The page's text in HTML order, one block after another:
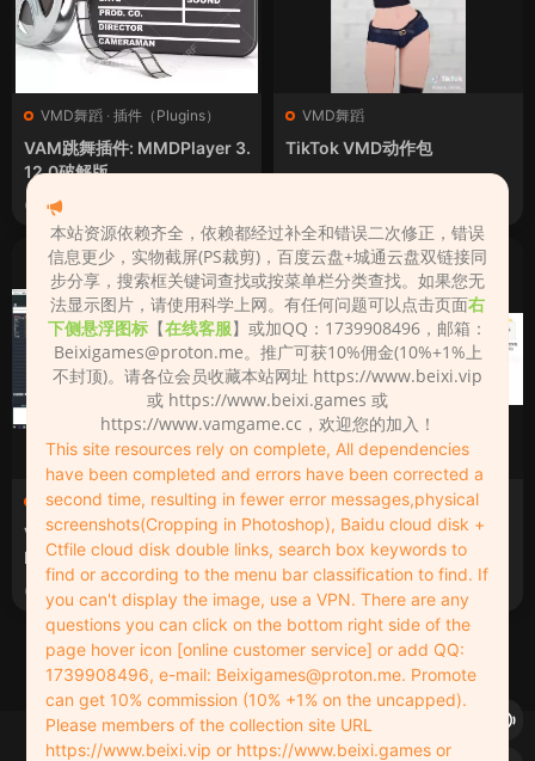
VMD舞蹈 · 插件（Plugins）
VAM跳舞插件: MMDPlayer 3.
12.0破解版
2022-09-27
VMD舞蹈
TikTok VMD动作包
VMD舞蹈 ·其它（Other）
VMD舞蹈动作编辑软件Miku
Mikudance
2022-06-11
VAM（Virt A Mate）·VMD舞蹈
VMD舞蹈动作资源包
2022-06-08
1 2 下一页
Copyleft © 2022-2026 beixi.vip - All Rights Freedom！
本站资源依赖齐全，依赖都经过补全和错误二次修正，错误
信息更少，实物截屏(PS裁剪)，百度云盘+城通云盘双链接同
步分享，搜索框关键词查找或按菜单栏分类查找。如果您无
法显示图片，请使用科学上网。有任何问题可以点击页面右
下侧悬浮图标 【在线客服】或加QQ：1739908496，邮箱：
Beixigames@proton.me。推广可获10%佣金(10%+1%上
不封顶)。请各位会员收藏本站网址 https://www.beixi.vip
或 https://www.beixi.games 或
https://www.vamgame.cc，欢迎您的加入！
This site resources rely on complete, All dependencies
have been completed and errors have been corrected a
second time, resulting in fewer error messages,physical
screenshots(Cropping in Photoshop), Baidu cloud disk +
Ctfile cloud disk double links, search box keywords to
find or according to the menu bar classification to find. If
you can't display the image, use a VPN. There are any
questions you can click on the bottom right side of the
page hover icon [online customer service] or add QQ:
1739908496, e-mail: Beixigames@proton.me. Promote
can get 10% commission (10% +1% on the uncapped).
Please members of the collection site URL
https://www.beixi.vip or https://www.beixi.games or